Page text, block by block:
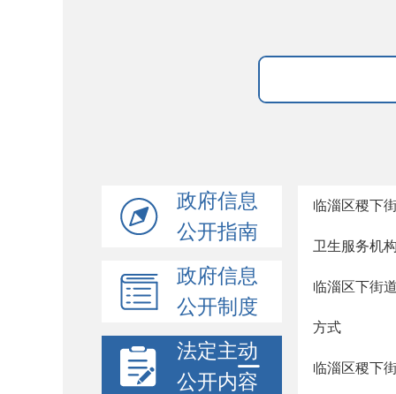
政府信息
公开指南
政府信息
公开制度
法定主动
公开内容
临淄区稷下
卫生服务机
临淄区下街
方式
临淄区稷下